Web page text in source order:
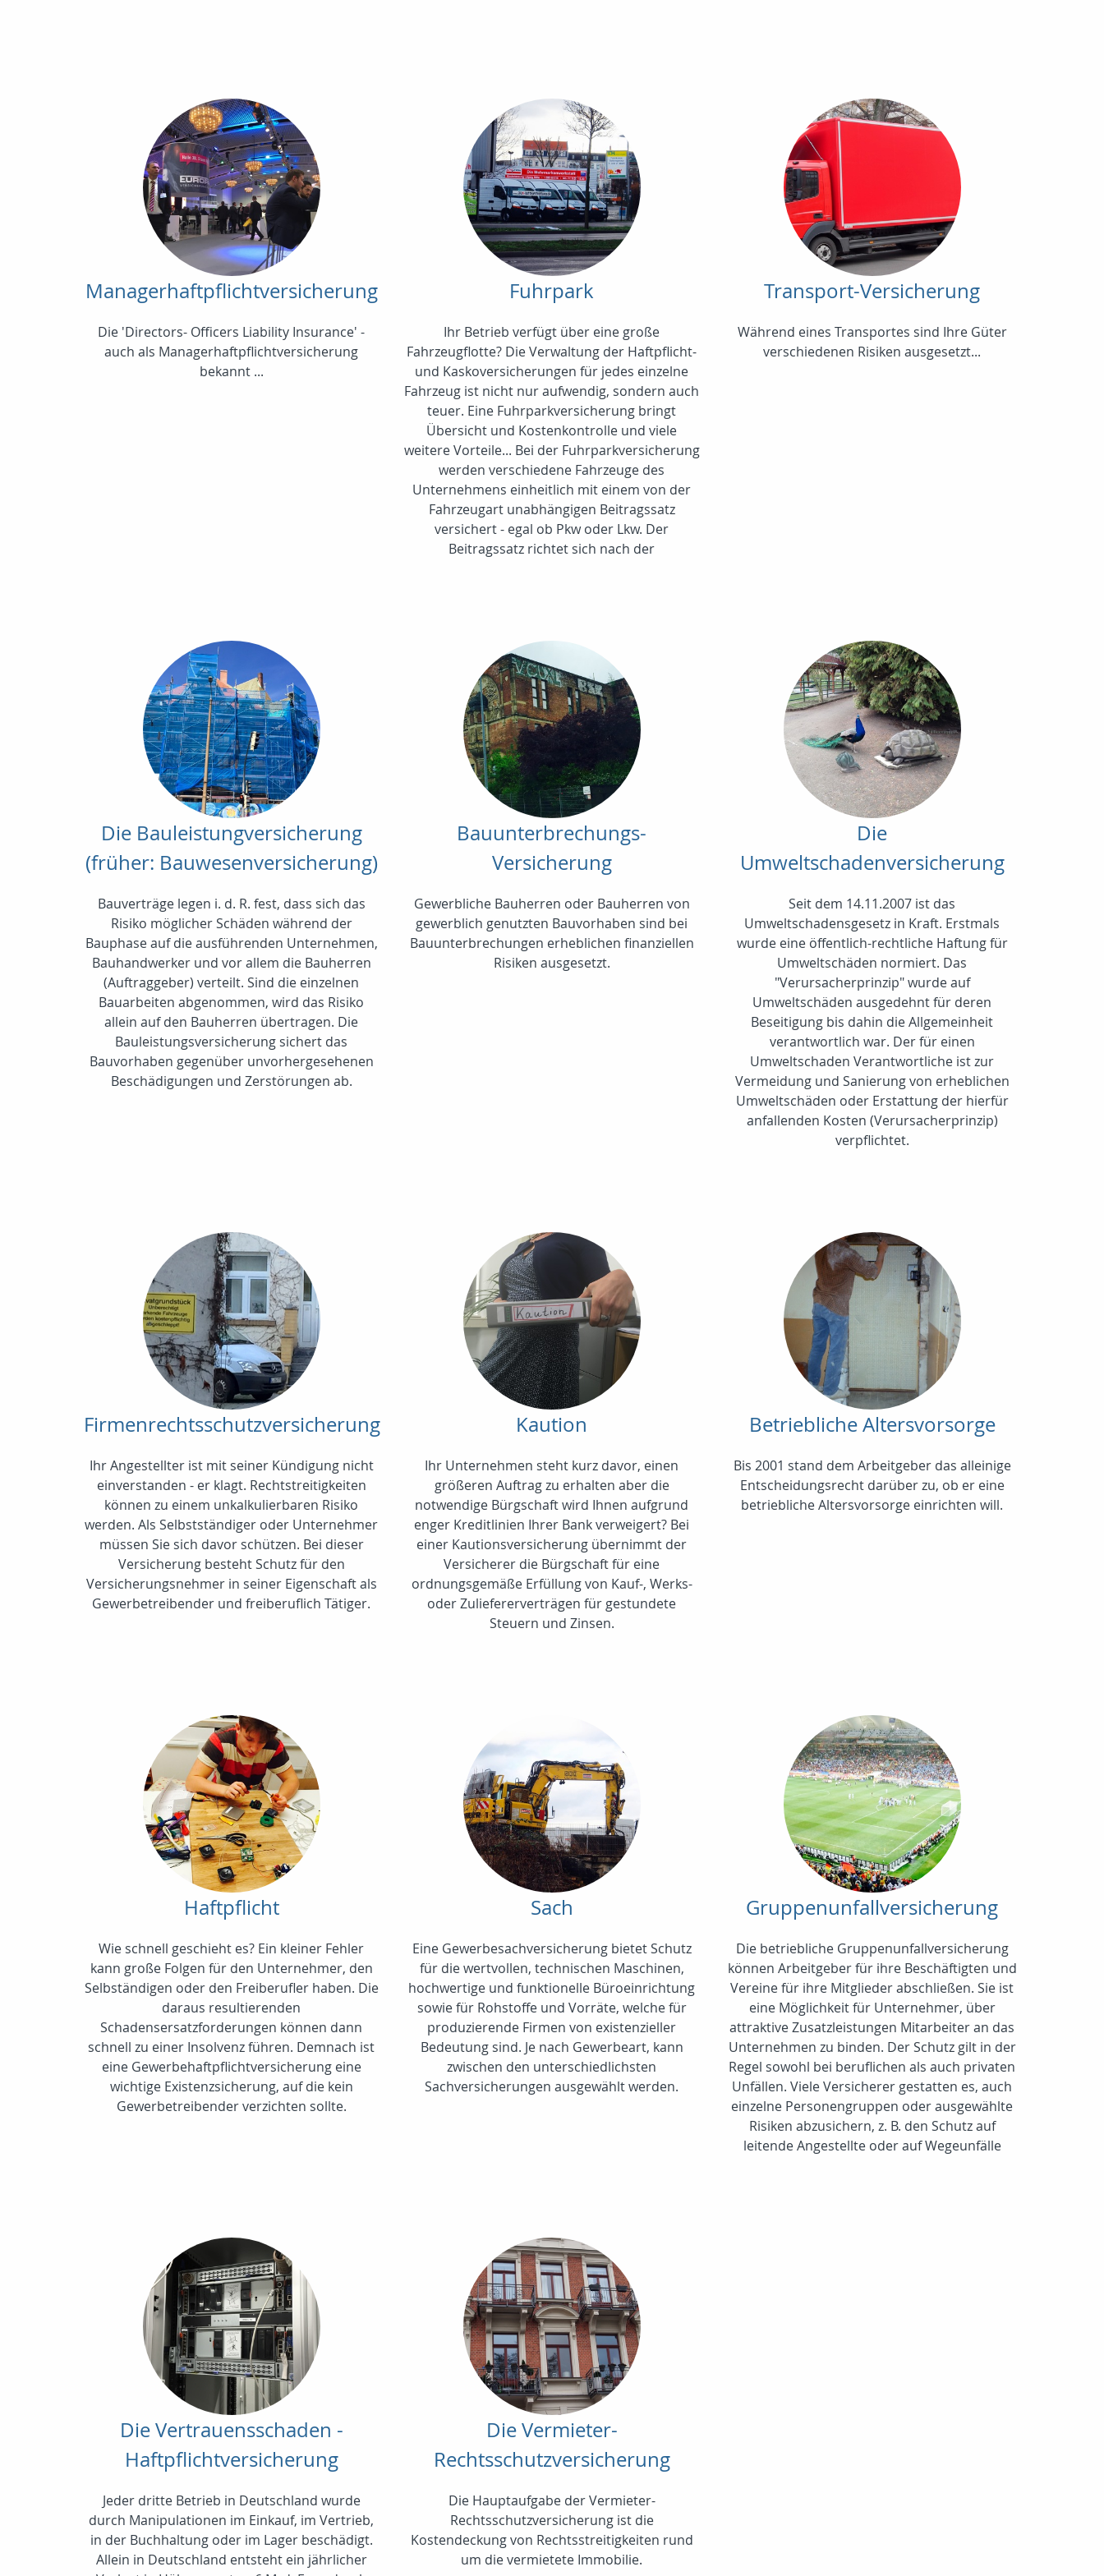
Managerhaftpflichtversicherung
Die 'Directors- Officers Liability Insurance' -
auch als Managerhaftpflichtversicherung
bekannt ...
Fuhrpark
Ihr Betrieb verfügt über eine große
Fahrzeugflotte? Die Verwaltung der Haftpflicht-
und Kaskoversicherungen für jedes einzelne
Fahrzeug ist nicht nur aufwendig, sondern auch
teuer. Eine Fuhrparkversicherung bringt
Übersicht und Kostenkontrolle und viele
weitere Vorteile... Bei der Fuhrparkversicherung
werden verschiedene Fahrzeuge des
Unternehmens einheitlich mit einem von der
Fahrzeugart unabhängigen Beitragssatz
versichert - egal ob Pkw oder Lkw. Der
Beitragssatz richtet sich nach der
Transport-Versicherung
Während eines Transportes sind Ihre Güter
verschiedenen Risiken ausgesetzt...
Die Bauleistungversicherung
(früher: Bauwesenversicherung)
Bauverträge legen i. d. R. fest, dass sich das
Risiko möglicher Schäden während der
Bauphase auf die ausführenden Unternehmen,
Bauhandwerker und vor allem die Bauherren
(Auftraggeber) verteilt. Sind die einzelnen
Bauarbeiten abgenommen, wird das Risiko
allein auf den Bauherren übertragen. Die
Bauleistungsversicherung sichert das
Bauvorhaben gegenüber unvorhergesehenen
Beschädigungen und Zerstörungen ab.
Bauunterbrechungs-
Versicherung
Gewerbliche Bauherren oder Bauherren von
gewerblich genutzten Bauvorhaben sind bei
Bauunterbrechungen erheblichen finanziellen
Risiken ausgesetzt.
Die
Umweltschadenversicherung
Seit dem 14.11.2007 ist das
Umweltschadensgesetz in Kraft. Erstmals
wurde eine öffentlich-rechtliche Haftung für
Umweltschäden normiert. Das
"Verursacherprinzip" wurde auf
Umweltschäden ausgedehnt für deren
Beseitigung bis dahin die Allgemeinheit
verantwortlich war. Der für einen
Umweltschaden Verantwortliche ist zur
Vermeidung und Sanierung von erheblichen
Umweltschäden oder Erstattung der hierfür
anfallenden Kosten (Verursacherprinzip)
verpflichtet.
Firmenrechtsschutzversicherung
Ihr Angestellter ist mit seiner Kündigung nicht
einverstanden - er klagt. Rechtstreitigkeiten
können zu einem unkalkulierbaren Risiko
werden. Als Selbstständiger oder Unternehmer
müssen Sie sich davor schützen. Bei dieser
Versicherung besteht Schutz für den
Versicherungsnehmer in seiner Eigenschaft als
Gewerbetreibender und freiberuflich Tätiger.
Kaution
Ihr Unternehmen steht kurz davor, einen
größeren Auftrag zu erhalten aber die
notwendige Bürgschaft wird Ihnen aufgrund
enger Kreditlinien Ihrer Bank verweigert? Bei
einer Kautionsversicherung übernimmt der
Versicherer die Bürgschaft für eine
ordnungsgemäße Erfüllung von Kauf-, Werks-
oder Zuliefererverträgen für gestundete
Steuern und Zinsen.
Betriebliche Altersvorsorge
Bis 2001 stand dem Arbeitgeber das alleinige
Entscheidungsrecht darüber zu, ob er eine
betriebliche Altersvorsorge einrichten will.
Haftpflicht
Wie schnell geschieht es? Ein kleiner Fehler
kann große Folgen für den Unternehmer, den
Selbständigen oder den Freiberufler haben. Die
daraus resultierenden
Schadensersatzforderungen können dann
schnell zu einer Insolvenz führen. Demnach ist
eine Gewerbehaftpflichtversicherung eine
wichtige Existenzsicherung, auf die kein
Gewerbetreibender verzichten sollte.
Sach
Eine Gewerbesachversicherung bietet Schutz
für die wertvollen, technischen Maschinen,
hochwertige und funktionelle Büroeinrichtung
sowie für Rohstoffe und Vorräte, welche für
produzierende Firmen von existenzieller
Bedeutung sind. Je nach Gewerbeart, kann
zwischen den unterschiedlichsten
Sachversicherungen ausgewählt werden.
Gruppenunfallversicherung
Die betriebliche Gruppenunfallversicherung
können Arbeitgeber für ihre Beschäftigten und
Vereine für ihre Mitglieder abschließen. Sie ist
eine Möglichkeit für Unternehmer, über
attraktive Zusatzleistungen Mitarbeiter an das
Unternehmen zu binden. Der Schutz gilt in der
Regel sowohl bei beruflichen als auch privaten
Unfällen. Viele Versicherer gestatten es, auch
einzelne Personengruppen oder ausgewählte
Risiken abzusichern, z. B. den Schutz auf
leitende Angestellte oder auf Wegeunfälle
Die Vertrauensschaden -
Haftpflichtversicherung
Jeder dritte Betrieb in Deutschland wurde
durch Manipulationen im Einkauf, im Vertrieb,
in der Buchhaltung oder im Lager beschädigt.
Allein in Deutschland entsteht ein jährlicher
Die Vermieter-
Rechtsschutzversicherung
Die Hauptaufgabe der Vermieter-
Rechtsschutzversicherung ist die
Kostendeckung von Rechtsstreitigkeiten rund
um die vermietete Immobilie.